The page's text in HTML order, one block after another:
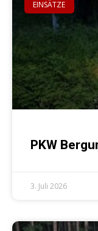
EINSÄTZE
PKW
3. Juli 2026